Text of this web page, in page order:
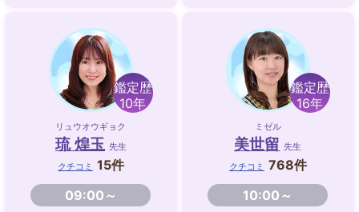
鑑定歴
10年
リュウオウギョク
琉 煌玉 先生
クチコミ 15件
09:00～
鑑定歴
16年
ミゼル
美世留 先生
クチコミ 768件
10:00～